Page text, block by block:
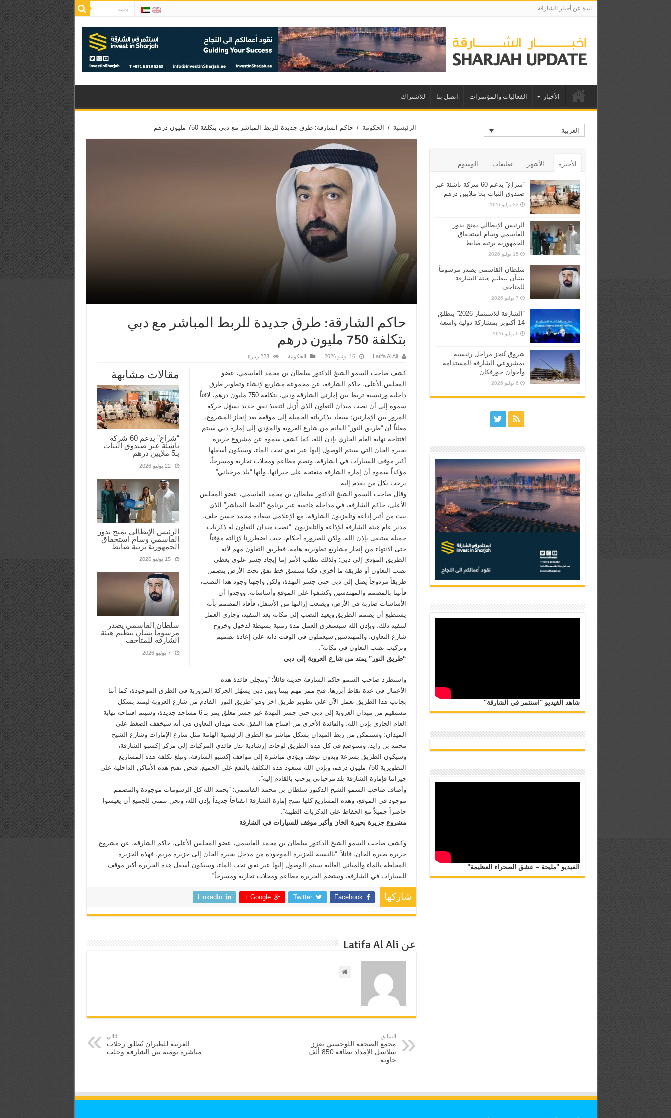
نبذة عن أخبار الشارقة
الأخبار الفعاليات والمؤتمرات اتصل بنا للاشتراك
الرئيسية / الحكومة / حاكم الشارقة: طرق جديدة للربط المباشر مع دبي بتكلفة 750 مليون درهم
حاكم الشارقة: طرق جديدة للربط المباشر مع دبي
بتكلفة 750 مليون درهم
Latifa Al Ali 16 يونيو 2026 الحكومة 223 زيارة
مقالات مشابهة
“شراع” يدعم 60 شركة
ناشئة عبر صندوق الثبات
بـ5 ملايين درهم
22 يوليو 2026
الرئيس الإيطالي يمنح بدور
القاسمي وسام استحقاق
الجمهورية برتبة ضابط
15 يوليو 2026
سلطان القاسمي يصدر
مرسوماً بشأن تنظيم هيئة
الشارقة للمتاحف
7 يوليو 2026
كشف صاحب السمو الشيخ الدكتور سلطان بن محمد القاسمي، عضو
المجلس الأعلى، حاكم الشارقة، عن مجموعة مشاريع لإنشاء وتطوير طرق
داخلية ورئيسية تربط بين إمارتي الشارقة ودبي، بتكلفة 750 مليون درهم، لافتاً
سموه إلى أن نصب ميدان التعاون الذي أُزيل لتنفيذ نفق جديد يسهّل حركة
المرور بين الإمارتين؛ سيعاد بذكرياته الجميلة إلى موقعه بعد إنجاز المشروع،
معلناً أن “طريق النور” القادم من شارع العروبة والمؤدي إلى إمارة دبي سيتم
افتتاحه نهاية العام الجاري بإذن الله، كما كشف سموه عن مشروع جزيرة
بحيرة الخان التي سيتم الوصول إليها عبر نفق تحت الماء، وسيكون أسفلها
أكبر موقف للسيارات في الشارقة، وتضم مطاعم ومحلات تجارية ومسرحاً،
مؤكداً سموه أن إمارة الشارقة منفتحة على جيرانها، وأنها “بلد مرحباني”
يرحب بكل من يقدم إليه.
وقال صاحب السمو الشيخ الدكتور سلطان بن محمد القاسمي، عضو المجلس
الأعلى، حاكم الشارقة، في مداخلة هاتفية عبر برنامج “الخط المباشر” الذي
يبث من أثير إذاعة وتلفزيون الشارقة، مع الإعلامي سعادة محمد حسن خلف،
مدير عام هيئة الشارقة للإذاعة والتلفزيون: “نصب ميدان التعاون له ذكريات
جميلة ستبقى بإذن الله، ولكن للضرورة أحكام، حيث اضطررنا لإزالته مؤقتاً
حتى الانتهاء من إنجاز مشاريع تطويرية هامة، فطريق التعاون مهم لأنه
الطريق المؤدي إلى دبي؛ ولذلك تطلب الأمر إما إيجاد جسر علوي يغطي
نصب التعاون أو طريقة ما أخرى، فكنا سنشق خط نفق تحت الأرض يتضمن
طريقاً مزدوجاً يصل إلى دبي حتى جسر النهدة، ولكن واجهنا وجود هذا النصب،
فأتينا بالمصمم والمهندسين وكشفوا على الموقع وأساساته، ووجدوا أن
الأساسات ضاربة في الأرض، ويصعب إزالتها من الأسفل، فأفاد المصمم بأنه
يستطيع أن يصمم الطريق ويعيد النصب إلى مكانه بعد التنفيذ، وجاري العمل
لتنفيذ ذلك، وبإذن الله سيستغرق العمل مدة زمنية بسيطة لدخول وخروج
شارع التعاون، والمهندسين سيعملون في الوقت ذاته على إعادة تصميم
وتركيب نصب التعاون في مكانه”.
“طريق النور” يمتد من شارع العروبة إلى دبي
واستطرد صاحب السمو حاكم الشارقة حديثه قائلاً: “وتتجلى فائدة هذه
الأعمال في عدة نقاط أبرزها، فتح ممر مهم بيننا وبين دبي يسهّل الحركة المرورية في الطرق الموجودة، كما أننا
بجانب هذا الطريق نعمل الآن على تطوير طريق آخر وهو “طريق النور” القادم من شارع العروبة ليمتد بشكل
مستقيم من ميدان العروبة إلى دبي حتى جسر النهدة عبر جسر معلق يمر بـ 6 مساجد جديدة، وسيتم افتتاحه نهاية
العام الجاري بإذن الله، والفائدة الأخرى من افتتاح هذا النفق تحت ميدان التعاون هي أنه سيخفف الضغط على
الميدان؛ وسنتمكن من ربط الميدان بشكل مباشر مع الطرق الرئيسية الهامة مثل شارع الإمارات وشارع الشيخ
محمد بن زايد، وستوضع في كل هذه الطريق لوحات إرشادية تدل قائدي المركبات إلى مركز إكسبو الشارقة،
وسيكون الطريق بسرعة وبدون توقف ويؤدي مباشرة إلى مواقف إكسبو الشارقة، وتبلغ تكلفة هذه المشاريع
التطويرية 750 مليون درهم، وبإذن الله ستعود هذه التكلفة بالنفع على الجميع، فنحن نفتح هذه الأماكن الداخلية على
جيراننا فإمارة الشارقة بلد مرحباني يرحب بالقادم إليه”.
وأضاف صاحب السمو الشيخ الدكتور سلطان بن محمد القاسمي: “بحمد الله كل الرسومات موجودة والمصمم
موجود في الموقع، وهذه المشاريع كلها تمنح إمارة الشارقة انفتاحاً جديداً بإذن الله، ونحن نتمنى للجميع أن يعيشوا
حاضراً جميلاً مع الحفاظ على الذكريات الطيبة”.
مشروع جزيرة بحيرة الخان وأكبر موقف للسيارات في الشارقة
وكشف صاحب السمو الشيخ الدكتور سلطان بن محمد القاسمي، عضو المجلس الأعلى، حاكم الشارقة، عن مشروع
جزيرة بحيرة الخان، قائلاً: “بالنسبة للجزيرة الموجودة من مدخل بحيرة الخان إلى جزيرة مريم، فهذه الجزيرة
المحاطة بالماء والمباني العالية سيتم الوصول إليها عبر نفق تحت الماء، وسيكون أسفل هذه الجزيرة أكبر موقف
للسيارات في الشارقة، وستضم الجزيرة مطاعم ومحلات تجارية ومسرحاً”.
شاركها Facebook
Twitter
Google +
LinkedIn
عن Latifa Al Ali
السابق
مجمع الصجعة اللوجستي يعزز
سلاسل الإمداد بطاقة 850 ألف
حاوية
التالي
العربية للطيران تُطلق رحلات
مباشرة يومية بين الشارقة وحلب
العربية
الأخيرة الأشهر تعليقات الوسوم
“شراع” يدعم 60 شركة ناشئة عبر
صندوق الثبات بـ5 ملايين درهم
22 يوليو 2026
الرئيس الإيطالي يمنح بدور
القاسمي وسام استحقاق
الجمهورية برتبة ضابط
15 يوليو 2026
سلطان القاسمي يصدر مرسوماً
بشأن تنظيم هيئة الشارقة
للمتاحف
7 يوليو 2026
“الشارقة للاستثمار 2026” ينطلق
14 أكتوبر بمشاركة دولية واسعة
6 يوليو 2026
شروق تُنجز مراحل رئيسية
بمشروعَي الشارقة المستدامة
وأجوان خورفكان
6 يوليو 2026
شاهد الفيديو "استثمر في الشارقة"
الفيديو "مليحة – عشق الصحراء العظيمة"